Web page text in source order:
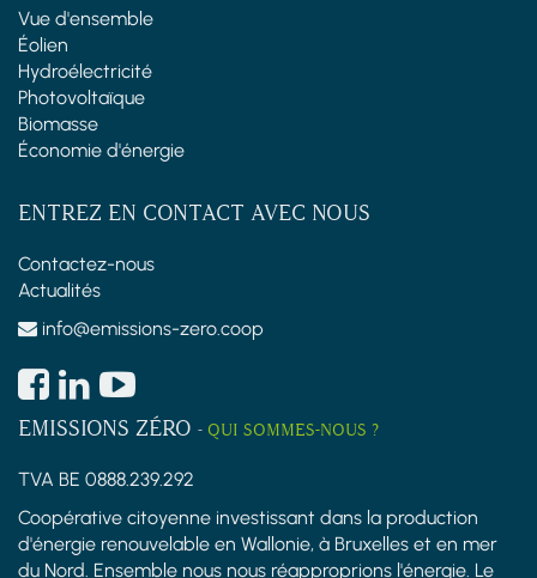
Vue d'ensemble
Éolien
Hydroélectricité
Photovoltaïque
Biomasse
Économie d'énergie
ENTREZ EN CONTACT AVEC NOUS
Contactez-nous
Actualités
info@emissions-zero.coop
EMISSIONS ZÉRO - QUI SOMMES-NOUS ?
TVA BE 0888.239.292
Coopérative citoyenne investissant dans la production
d'énergie renouvelable en Wallonie, à Bruxelles et en mer
du Nord. Ensemble nous nous réapproprions l'énergie. Le